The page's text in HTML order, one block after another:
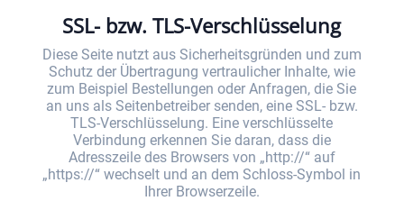
SSL- bzw. TLS-Verschlüsselung
Diese Seite nutzt aus Sicherheitsgründen und zum
Schutz der Übertragung vertraulicher Inhalte, wie
zum Beispiel Bestellungen oder Anfragen, die Sie
an uns als Seitenbetreiber senden, eine SSL- bzw.
TLS-Verschlüsselung. Eine verschlüsselte
Verbindung erkennen Sie daran, dass die
Adresszeile des Browsers von „http://“ auf
„https://“ wechselt und an dem Schloss-Symbol in
Ihrer Browserzeile.